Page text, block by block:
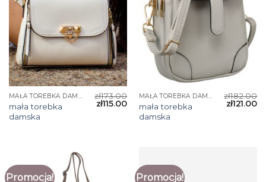
MAŁA TOREBKA DAMSKA
mała torebka
damska
zł173.00
zł115.00
MAŁA TOREBKA DAMSKA
mała torebka
damska
zł182.00
zł121.00
Promocja! Promocja!